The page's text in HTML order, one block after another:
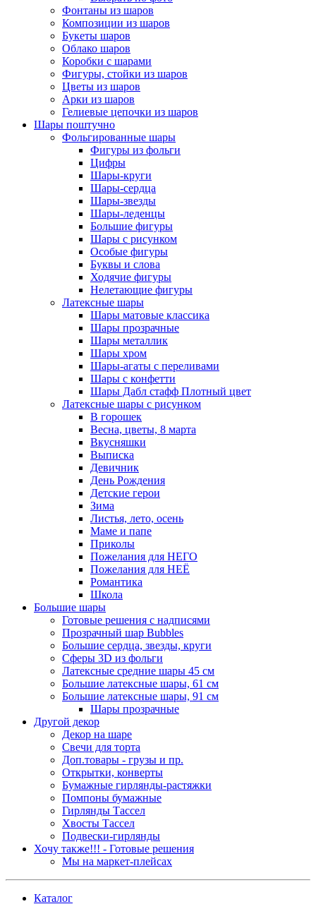
Фонтаны из шаров
Композиции из шаров
Букеты шаров
Облако шаров
Коробки с шарами
Фигуры, стойки из шаров
Цветы из шаров
Арки из шаров
Гелиевые цепочки из шаров
Шары поштучно
Фольгированные шары
Фигуры из фольги
Цифры
Шары-круги
Шары-сердца
Шары-звезды
Шары-леденцы
Большие фигуры
Шары с рисунком
Особые фигуры
Буквы и слова
Ходячие фигуры
Нелетающие фигуры
Латексные шары
Шары матовые классика
Шары прозрачные
Шары металлик
Шары хром
Шары-агаты с переливами
Шары с конфетти
Шары Дабл стафф Плотный цвет
Латексные шары с рисунком
В горошек
Весна, цветы, 8 марта
Вкусняшки
Выписка
Девичник
День Рождения
Детские герои
Зима
Листья, лето, осень
Маме и папе
Приколы
Пожелания для НЕГО
Пожелания для НЕЁ
Романтика
Школа
Большие шары
Готовые решения с надписями
Прозрачный шар Bubbles
Большие сердца, звезды, круги
Сферы 3D из фольги
Латексные средние шары 45 см
Большие латексные шары, 61 см
Большие латексные шары, 91 см
Шары прозрачные
Другой декор
Декор на шаре
Свечи для торта
Доп.товары - грузы и пр.
Открытки, конверты
Бумажные гирлянды-растяжки
Помпоны бумажные
Гирлянды Тассел
Хвосты Тассел
Подвески-гирлянды
Хочу также!!! - Готовые решения
Мы на маркет-плейсах
Каталог